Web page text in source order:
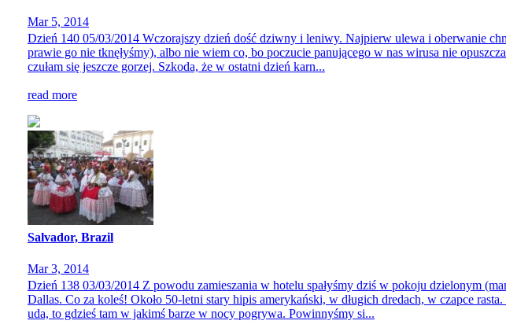
Mar 5, 2014
Dzień 140 05/03/2014 Wczorajszy dzień dość dziwny i leniwy. Najpierw ulewa i oberwanie
prawie go nie tknęłyśmy), albo nie wiem co, bo poczucie panującego w nas wirusa nie
czułam się jeszcze gorzej. Szkoda, że w ostatni dzień karn...
read more
Salvador, Brazil
Mar 3, 2014
Dzień 138 03/03/2014 Z powodu zamieszania w hotelu spałyśmy dziś w pokoju dzielonym
Dallas. Co za koleś! Około 50-letni stary hipis amerykański, w długich dredach, w czapce
uda, to gdzieś tam w jakimś barze w nocy pogrywa. Powinnyśmy si...